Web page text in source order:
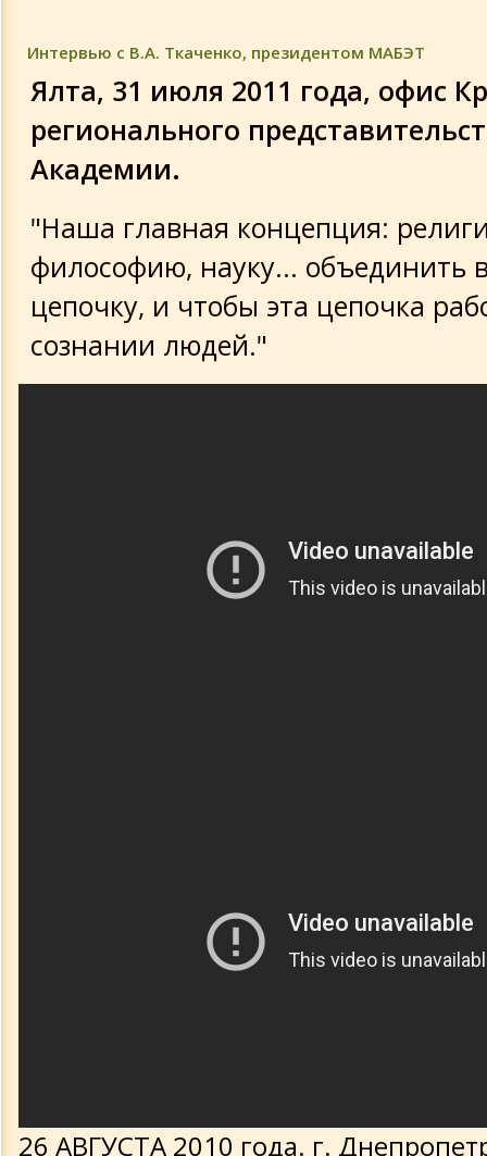
Интервью с В.А. Ткаченко, президентом МАБЭТ
Ялта, 31 июля 2011 года, офис
регионального
Академии.
"Наша главная концепция:
философию, науку... объединить
цепочку, и чтобы эта цепочка
сознании людей."
26 АВГУСТА 2010 года. г.